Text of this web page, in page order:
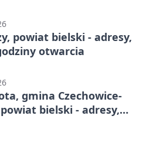
powiat bielski - adresy,
otwarcia
gmina Czechowice-
bielski - adresy,